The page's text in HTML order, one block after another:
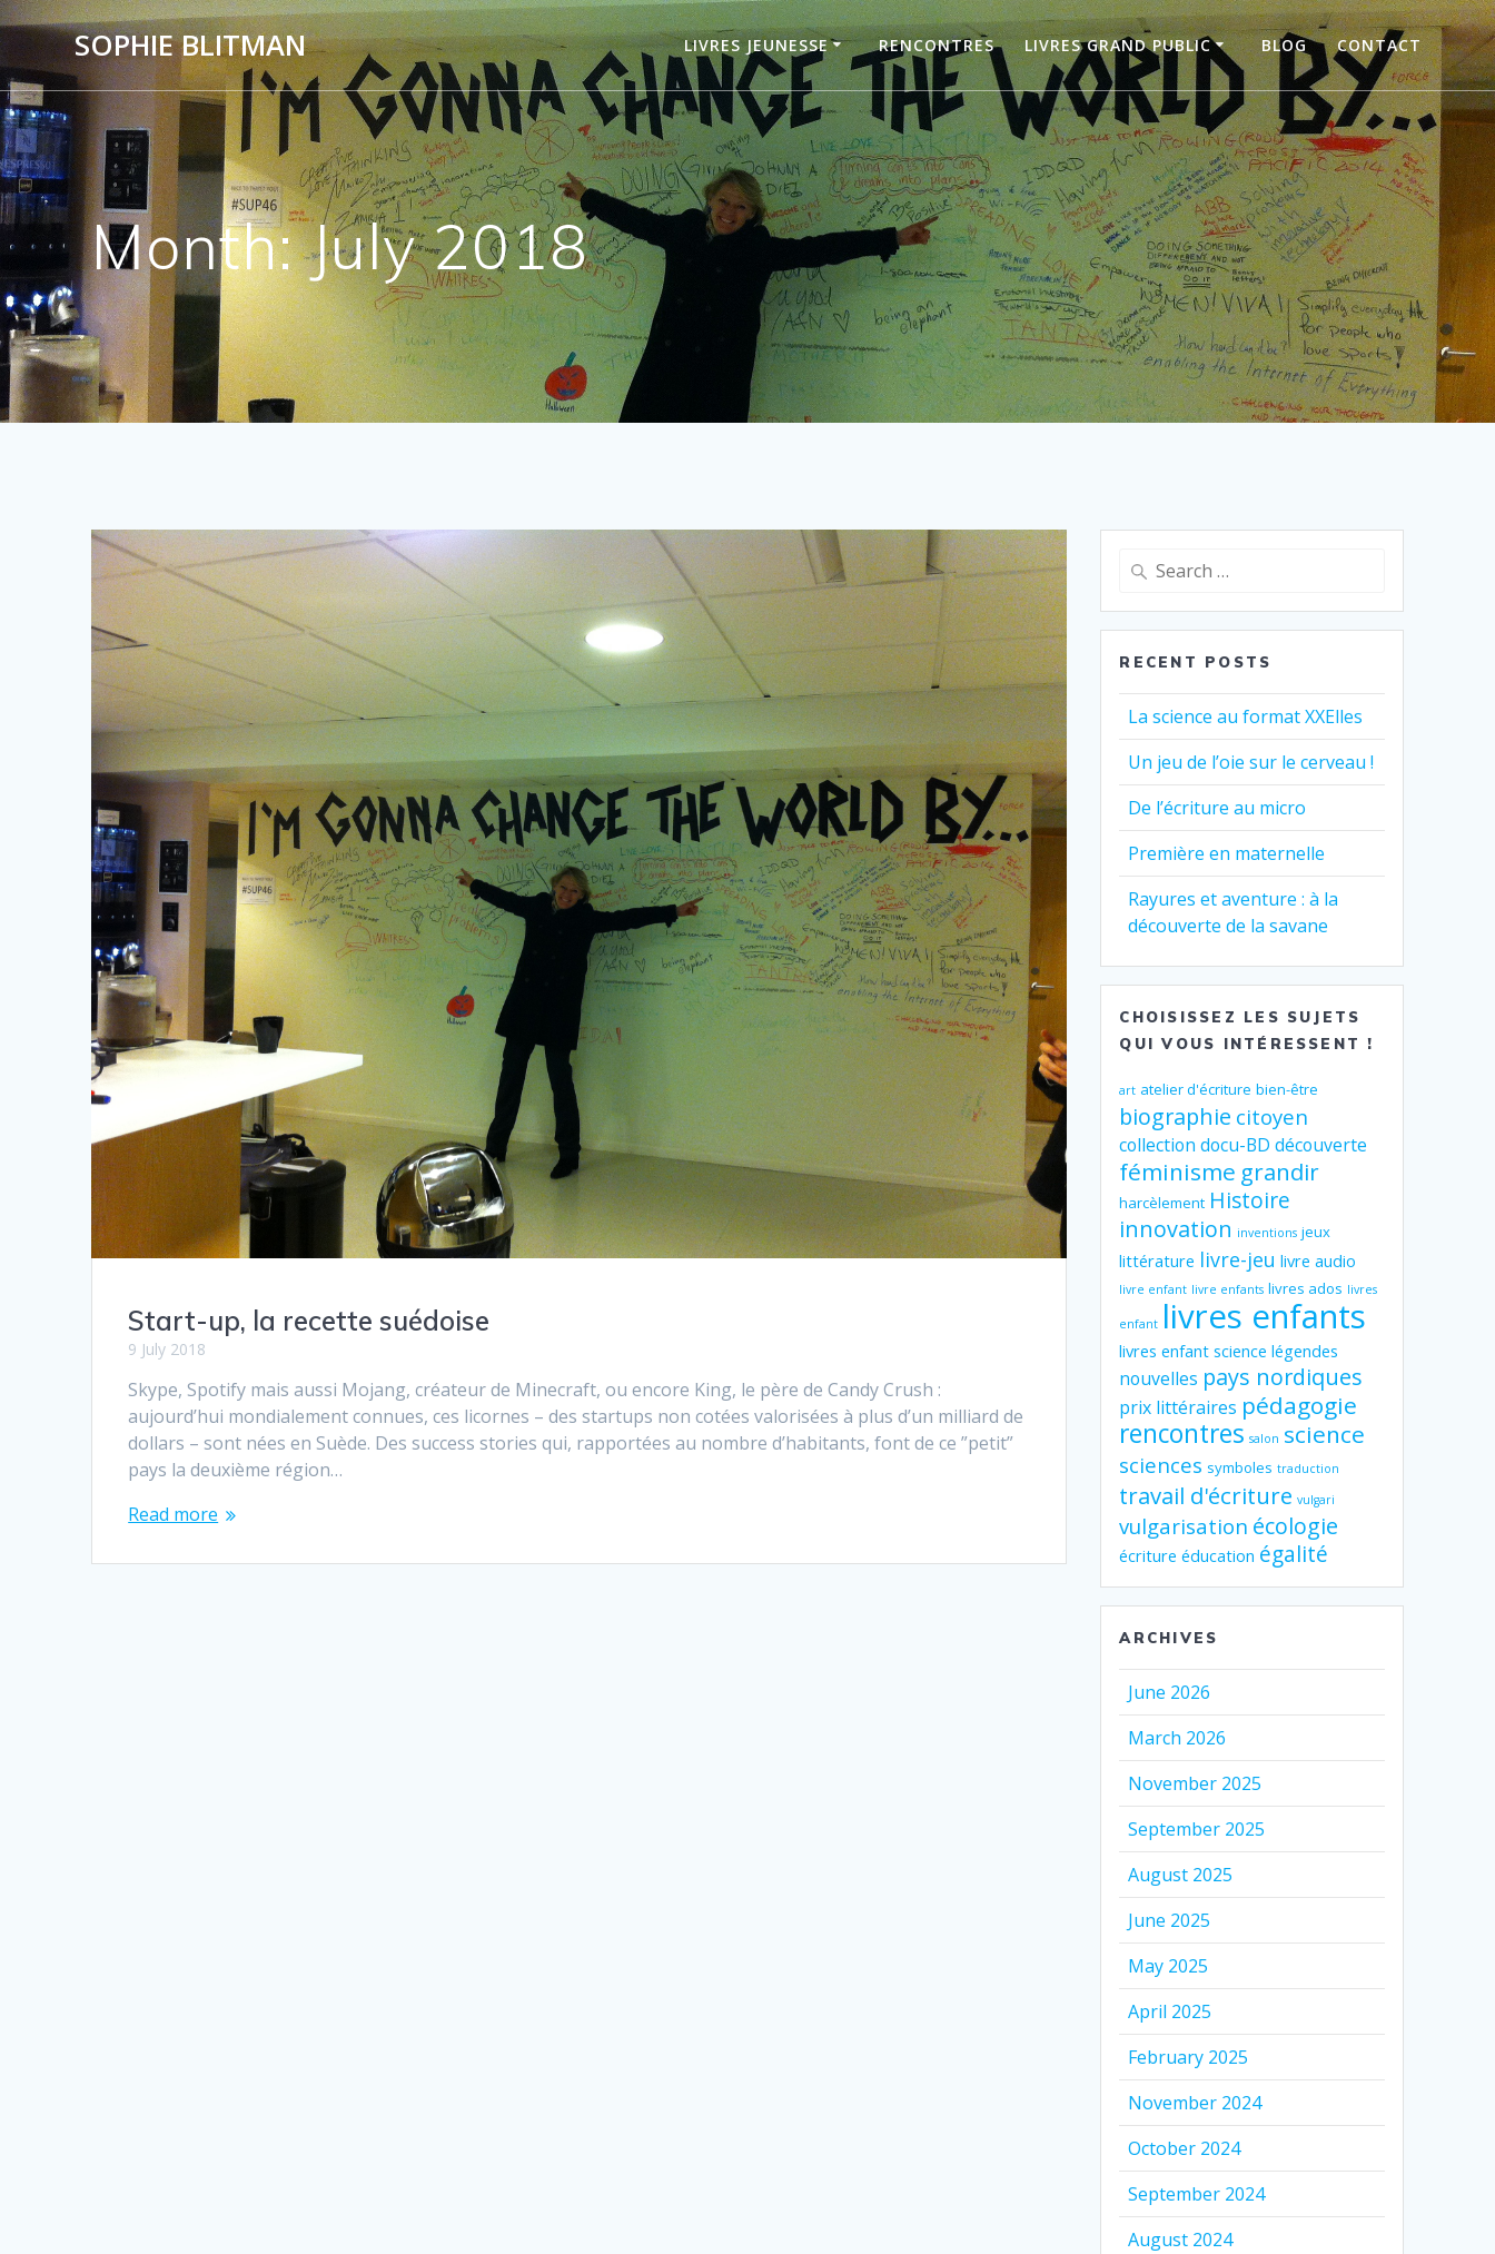
Skip
to
content
SOPHIE BLITMAN LIVRES JEUNESSE RENCONTRES LIVRES GRAND PUBLIC BLOG CONTACT
Month:July 2018
Start-up, la recette suédoise
9 July 2018
Skype, Spotify mais aussi Mojang, créateur de Minecraft, ou encore King, le père de Candy Crush :
aujourd’hui mondialement connues, ces licornes – des startups non cotées valorisées à plus d’un milliard de
dollars – sont nées en Suède. Des success stories qui, rapportées au nombre d’habitants, font de ce ”petit”
pays la deuxième région…
Read more
Search
RECENT POSTS
La science au format XXElles
Un jeu de l’oie sur le cerveau !
De l’écriture au micro
Première en maternelle
Rayures et aventure : à la
découverte de la savane
CHOISISSEZ LES SUJETS
QUI VOUS INTÉRESSENT !
art atelier d'écriture bien-être
biographie citoyen
collection docu-BD découverte
féminisme grandir
harcèlement Histoire
innovation inventions jeux
littérature livre-jeu livre audio
livre enfant livre enfants livres ados livres
enfant livres enfants
livres enfant science légendes
nouvelles pays nordiques
prix littéraires pédagogie
rencontres salon science
sciences symboles traduction
travail d'écriture vulgari
vulgarisation écologie
écriture éducation égalité
ARCHIVES
June 2026
March 2026
November 2025
September 2025
August 2025
June 2025
May 2025
April 2025
February 2025
November 2024
October 2024
September 2024
August 2024